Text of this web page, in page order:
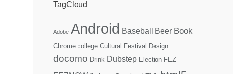
TagCloud
Adobe Android Baseball Beer Book
Chrome college Cultural Festival Design
docomo Drink Dubstep Election FEZ